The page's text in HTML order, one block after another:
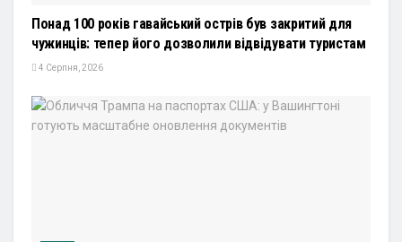
Понад 100 років гавайський острів був закритий для
чужинців: тепер його дозволили відвідувати туристам
4 Серпня, 2026